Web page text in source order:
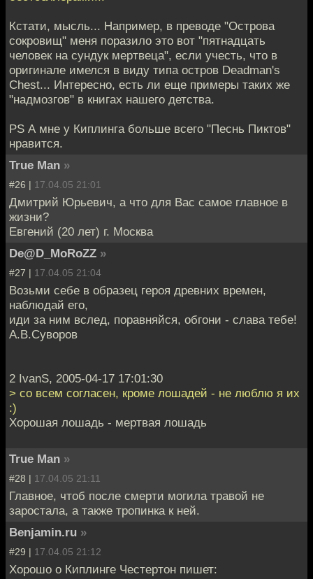
Кстати, мысль... Например, в преводе "Острова
сокровищ" меня поразило это вот "пятнадцать
человек на сундук мертвеца", если учесть, что в
оригинале имелся в виду типа остров Deadman's
Chest... Интересно, есть ли еще примеры таких же
"надмозгов" в книгах нашего детства.
PS А мне у Киплинга больше всего "Песнь Пиктов"
нравится.
True Man »
#26 | 17.04.05 21:01
Дмитрий Юрьевич, а что для Вас самое главное в
жизни?
Евгений (20 лет) г. Москва
De@D_MoRoZZ »
#27 | 17.04.05 21:04
Возьми себе в образец героя древних времен,
наблюдай его,
иди за ним вслед, поравняйся, обгони - слава тебе!
А.В.Суворов
2 IvanS, 2005-04-17 17:01:30
> со всем согласен, кроме лошадей - не люблю я их
:)
Хорошая лошадь - мертвая лошадь
True Man »
#28 | 17.04.05 21:11
Главное, чтоб после смерти могила травой не
заростала, а также тропинка к ней.
Benjamin.ru »
#29 | 17.04.05 21:12
Хорошо о Киплинге Честертон пишет: